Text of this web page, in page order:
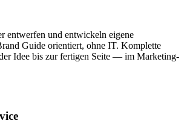
entwerfen und entwickeln eigene
Guide orientiert, ohne IT. Komplette
Idee bis zur fertigen Seite — im Marketing-